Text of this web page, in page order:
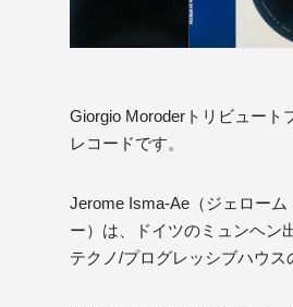
Giorgio Moroderトリビュート
レコードです。
Jerome Isma-Ae（ジェローム
ー）は、ドイツのミュンヘン
テクノ/プログレッシブハウス